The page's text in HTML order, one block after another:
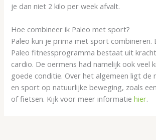
je dan niet 2 kilo per week afvalt.
Hoe combineer ik Paleo met sport?
Paleo kun je prima met sport combineren.
Paleo fitnessprogramma bestaat uit
cardio. De oermens had namelijk ook veel
goede conditie. Over het algemeen ligt de
en sport op natuurlijke beweging, zoals
of fietsen. Kijk voor meer informatiehier.